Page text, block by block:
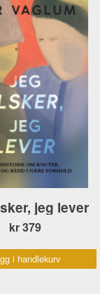
jeg lever
kr 379
i handlekurv